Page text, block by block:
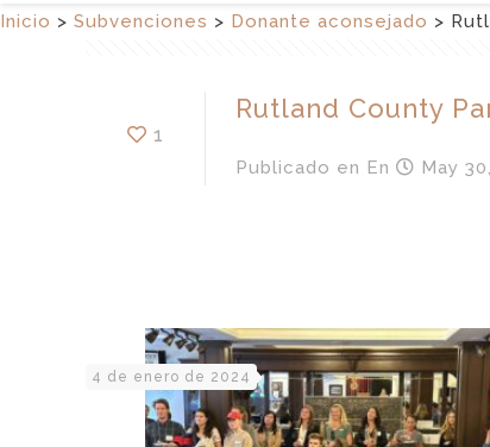
Inicio > Subvenciones > Donante aconsejado >
1
Rutland County
Publicado en En May
4 de enero de 2024